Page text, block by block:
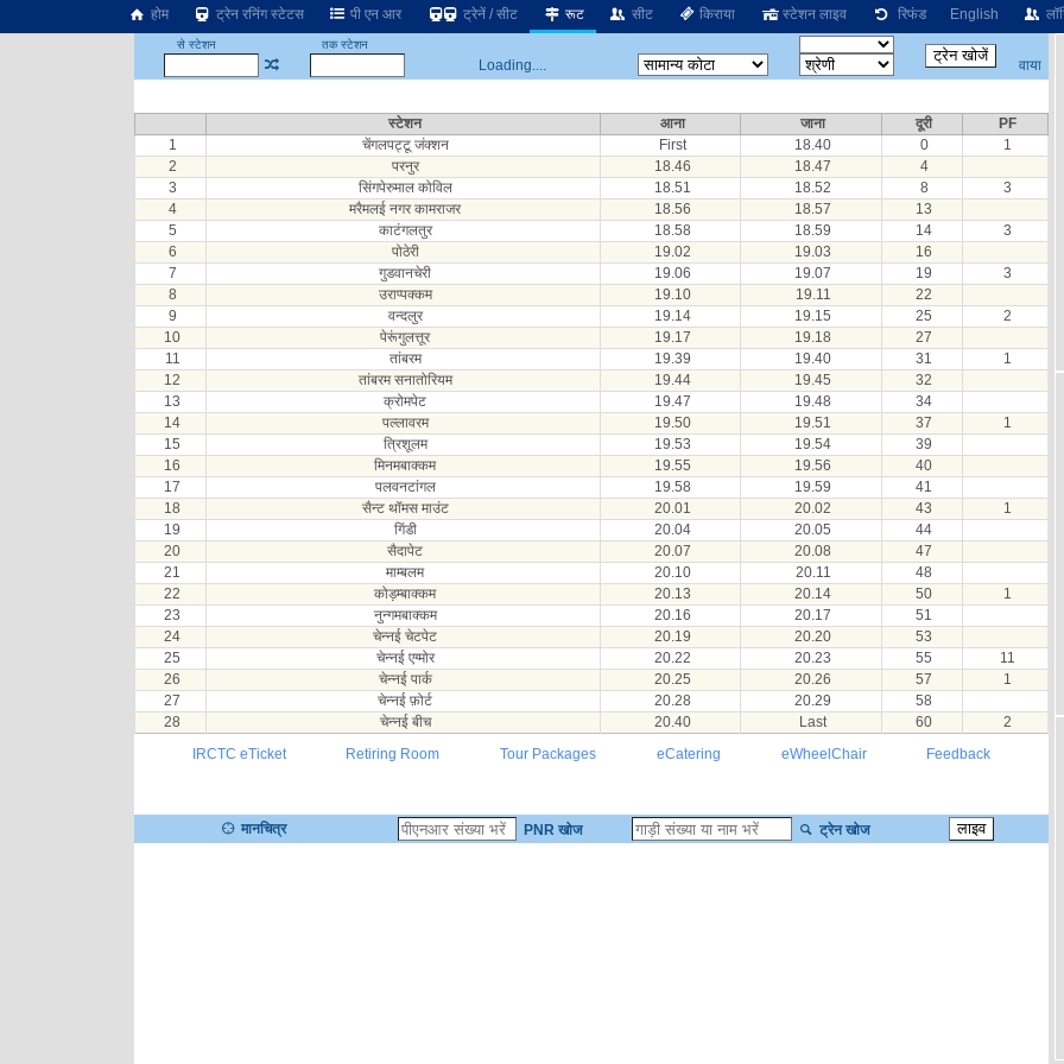
होम ट्रेन रनिंग स्टेटस पी एन आर ट्रेनें / सीट रूट सीट किराया स्टेशन लाइव रिफंड English
से स्टेशन तक स्टेशन
Loading.... वाया
स्टेशन आना जाना दूरी
PF
1
चेंगलपट्टू जंक्शन First 18.40 0
1
2
परनुर 18.46 18.47
4
3
सिंगपेरुमाल कोविल 18.51 18.52 8
3
4
मरैमलई नगर कामराजर 18.56 18.57
13
5
काटंगलतुर 18.58 18.59 14
3
6
पोठेरी 19.02 19.03
16
7
गुडवानचेरी 19.06 19.07 19
3
8
उराप्पक्कम 19.10 19.11
22
9
वन्दलुर 19.14 19.15 25
2
10
पेरूंगुलत्तूर 19.17 19.18
27
11
तांबरम 19.39 19.40 31
1
12
तांबरम सनातोरियम 19.44 19.45
32
13
क्रोमपेट 19.47 19.48
34
14
पल्लावरम 19.50 19.51 37
1
15
त्रिशूलम 19.53 19.54
39
16
मिनमबाक्कम 19.55 19.56
40
17
पलवनटांगल 19.58 19.59
41
18
सैन्ट थॉमस माउंट 20.01 20.02 43
1
19
गिंडी 20.04 20.05
44
20
सैदापेट 20.07 20.08
47
21
माम्बलम 20.10 20.11
48
22
कोड़म्बाक्कम 20.13 20.14 50
1
23
नुन्गमबाक्कम 20.16 20.17
51
24
चेन्नई चेटपेट 20.19 20.20
53
25
चेन्नई एग्मोर 20.22 20.23 55
11
26
चेन्नई पार्क 20.25 20.26 57
1
27
चेन्नई फ़ोर्ट 20.28 20.29
58
28
चेन्नई बीच 20.40 Last 60
2
IRCTC eTicket
Retiring Room Tour Packages eCatering eWheelChair Feedback
मानचित्र PNR खोज ट्रेन खोज